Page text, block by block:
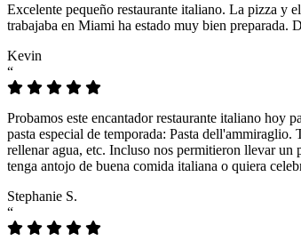
Excelente pequeño restaurante italiano. La pizza y
trabajaba en Miami ha estado muy bien preparada.
Kevin
“
Probamos este encantador restaurante italiano hoy
pasta especial de temporada: Pasta
rellenar agua, etc. Incluso nos permitieron llevar un
tenga antojo de buena comida italiana o quiera
Stephanie S.
“